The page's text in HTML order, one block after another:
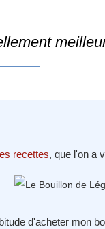
recettes, que l'on a
d'acheter mon